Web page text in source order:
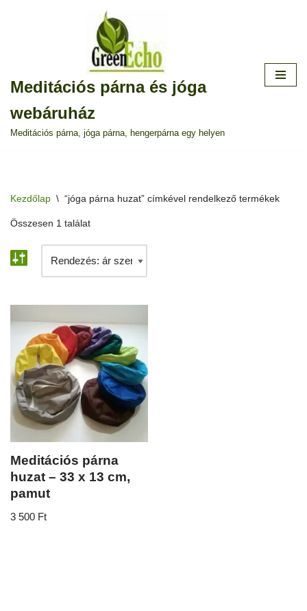
Meditációs párna és jóga
webáruház
Meditációs párna, jóga párna, hengerpárna egy helyen
Kezdőlap \ “jóga párna huzat” címkével rendelkező termékek
Összesen 1 találat
Meditációs párna
huzat – 33 x 13 cm,
pamut
3 500 Ft